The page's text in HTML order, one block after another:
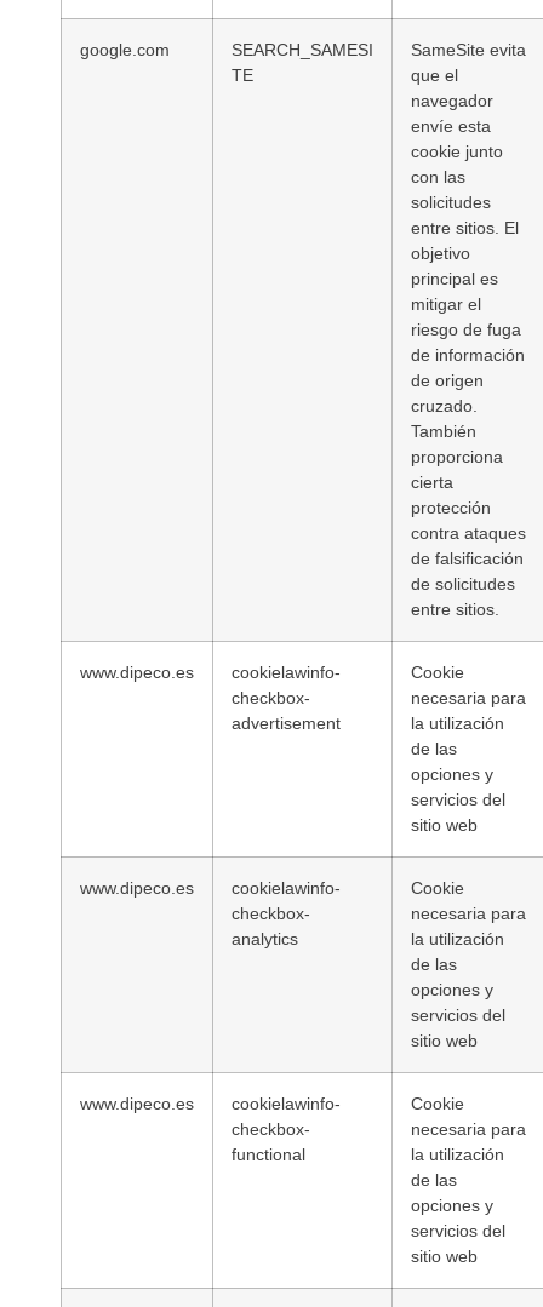
google.com
SEARCH_SAMESI
TE
SameSite evita
que el
navegador
envíe esta
cookie junto
con las
solicitudes
entre sitios. El
objetivo
principal es
mitigar el
riesgo de fuga
de información
de origen
cruzado.
También
proporciona
cierta
protección
contra ataques
de falsificación
de solicitudes
entre sitios.
www.dipeco.es
cookielawinfo-
checkbox-
advertisement
Cookie
necesaria para
la utilización
de las
opciones y
servicios del
sitio web
www.dipeco.es
cookielawinfo-
checkbox-
analytics
Cookie
necesaria para
la utilización
de las
opciones y
servicios del
sitio web
www.dipeco.es
cookielawinfo-
checkbox-
functional
Cookie
necesaria para
la utilización
de las
opciones y
servicios del
sitio web